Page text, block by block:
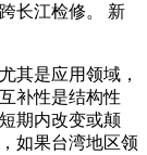
长江检修。 新
是应用领域，
补性是结构性
期内改变或颠
如果台湾地区领